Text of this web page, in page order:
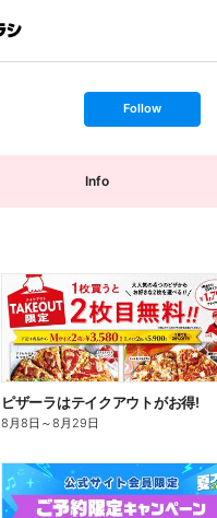
s
t
o
Follow
Info
ピザーラはテイクアウトがお得!
8月8日 ～8月29日